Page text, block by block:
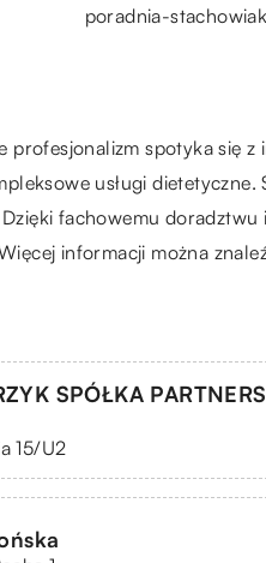
poradnia-
profesjonalizm spotyka się
usługi
fachowemu
informacji można
SPÓŁKA
15/U2